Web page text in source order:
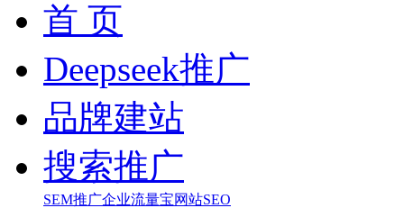
首 页
Deepseek推广
品牌建站
搜索推广
SEM推广企业流量宝网站SEO